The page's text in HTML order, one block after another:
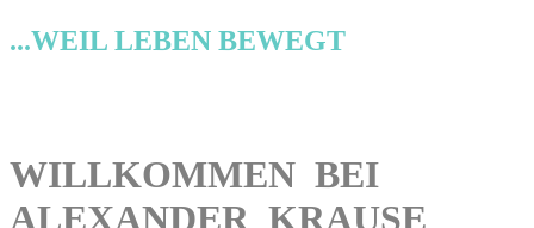
...WEIL LEBEN BEWEGT
WILLKOMMEN BEI
ALEXANDER KRAUSE